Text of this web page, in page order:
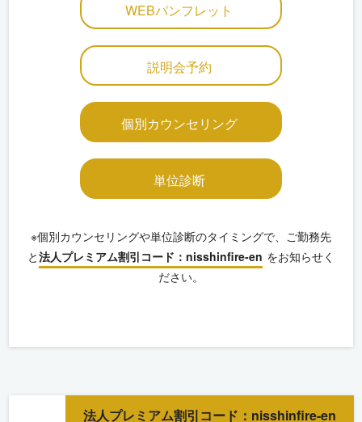
WEBパンフレット
説明会予約
個別カウンセリング
単位診断
※個別カウンセリングや単位診断のタイミングで、ご勤務先
と法人プレミアム割引コード：nisshinfire-en をお知らせく
ださい。
法人プレミアム割引コード：nisshinfire-en